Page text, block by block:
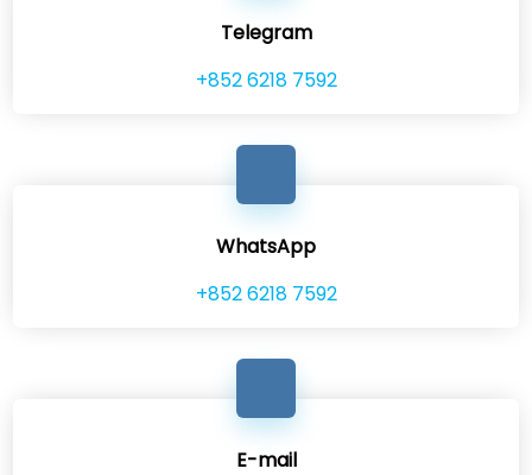
Telegram
+852 6218 7592
WhatsApp
+852 6218 7592
E-mail